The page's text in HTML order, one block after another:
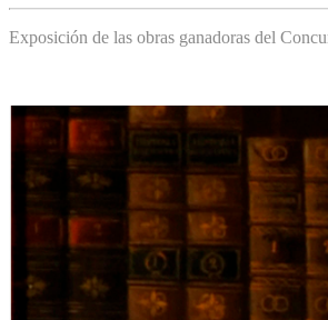
Exposición de las obras ganadoras del